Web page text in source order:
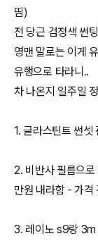
띰)
전 당근 검정색 썬
영맨 말로는 이게
유행으로 타라니..
차 나온지 일주일
1. 글라스틴트 썬셋
2. 비반사 필름으
만원 내라함 - 가격
3. 레이노 s9랑